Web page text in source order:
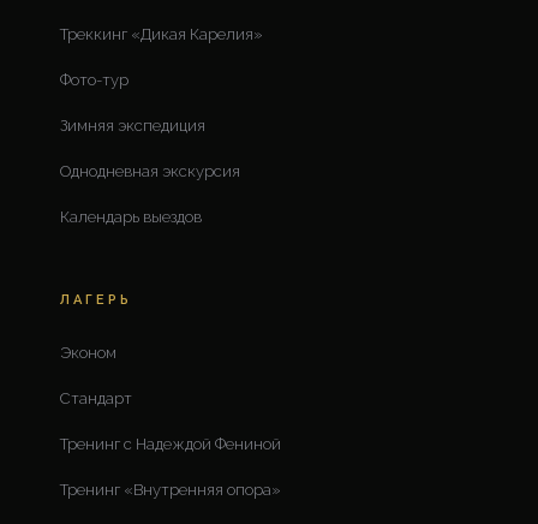
Треккинг «Дикая Карелия»
Фото-тур
Зимняя экспедиция
Однодневная экскурсия
Календарь выездов
ЛАГЕРЬ
Эконом
Стандарт
Тренинг с Надеждой Фениной
Тренинг «Внутренняя опора»